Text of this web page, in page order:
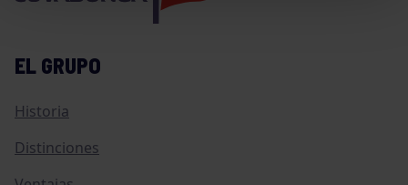
EL GRUPO
Historia
Distinciones